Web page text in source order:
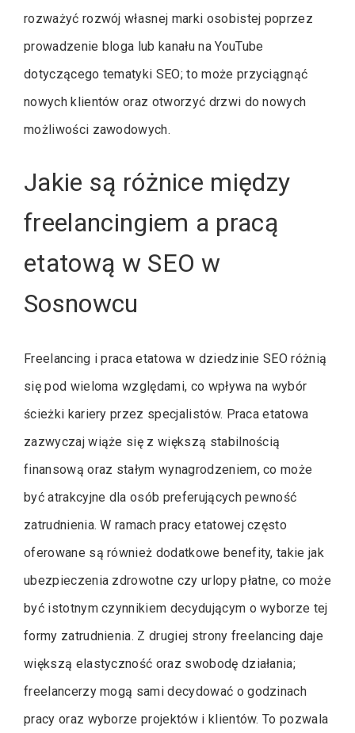
rozważyć rozwój własnej marki osobistej poprzez
prowadzenie bloga lub kanału na YouTube
dotyczącego tematyki SEO; to może przyciągnąć
nowych klientów oraz otworzyć drzwi do nowych
możliwości zawodowych.
Jakie są różnice między
freelancingiem a pracą
etatową w SEO w
Sosnowcu
Freelancing i praca etatowa w dziedzinie SEO różnią
się pod wieloma względami, co wpływa na wybór
ścieżki kariery przez specjalistów. Praca etatowa
zazwyczaj wiąże się z większą stabilnością
finansową oraz stałym wynagrodzeniem, co może
być atrakcyjne dla osób preferujących pewność
zatrudnienia. W ramach pracy etatowej często
oferowane są również dodatkowe benefity, takie jak
ubezpieczenia zdrowotne czy urlopy płatne, co może
być istotnym czynnikiem decydującym o wyborze tej
formy zatrudnienia. Z drugiej strony freelancing daje
większą elastyczność oraz swobodę działania;
freelancerzy mogą sami decydować o godzinach
pracy oraz wyborze projektów i klientów. To pozwala